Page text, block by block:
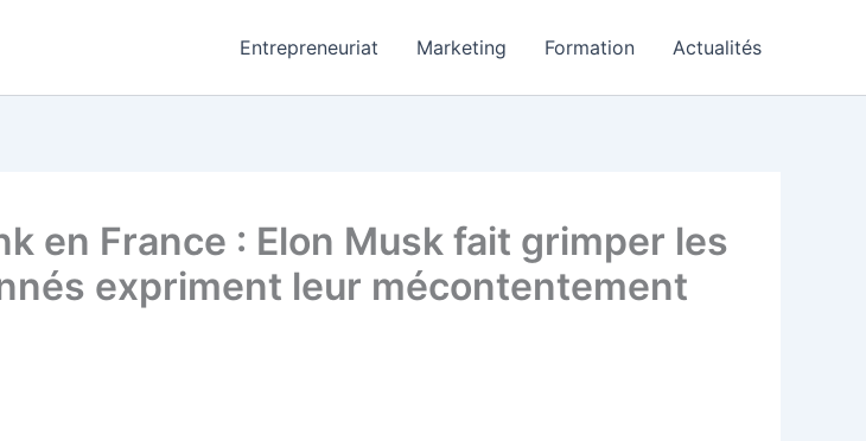
Entrepreneuriat Marketing Formation Actualités
en France : Elon Musk fait grimper les
expriment leur mécontentement